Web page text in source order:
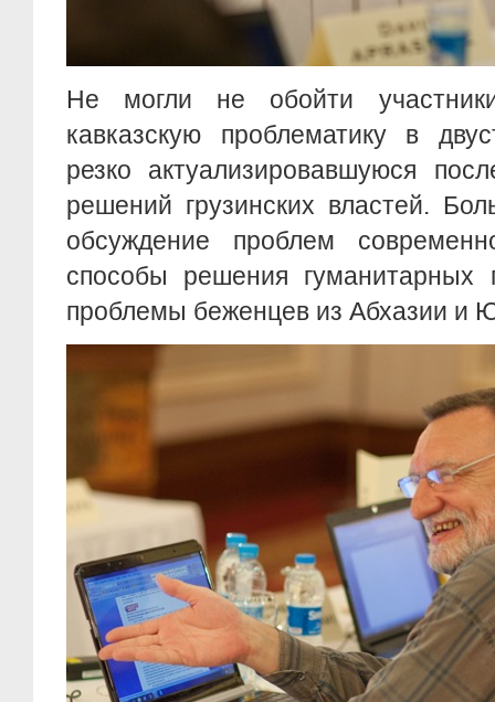
Не могли не обойти
кавказскую проблематику в
резко актуализировавшуюся
решений грузинских властей.
обсуждение проблем
способы решения гуманитарных
проблемы беженцев из Абхазии и